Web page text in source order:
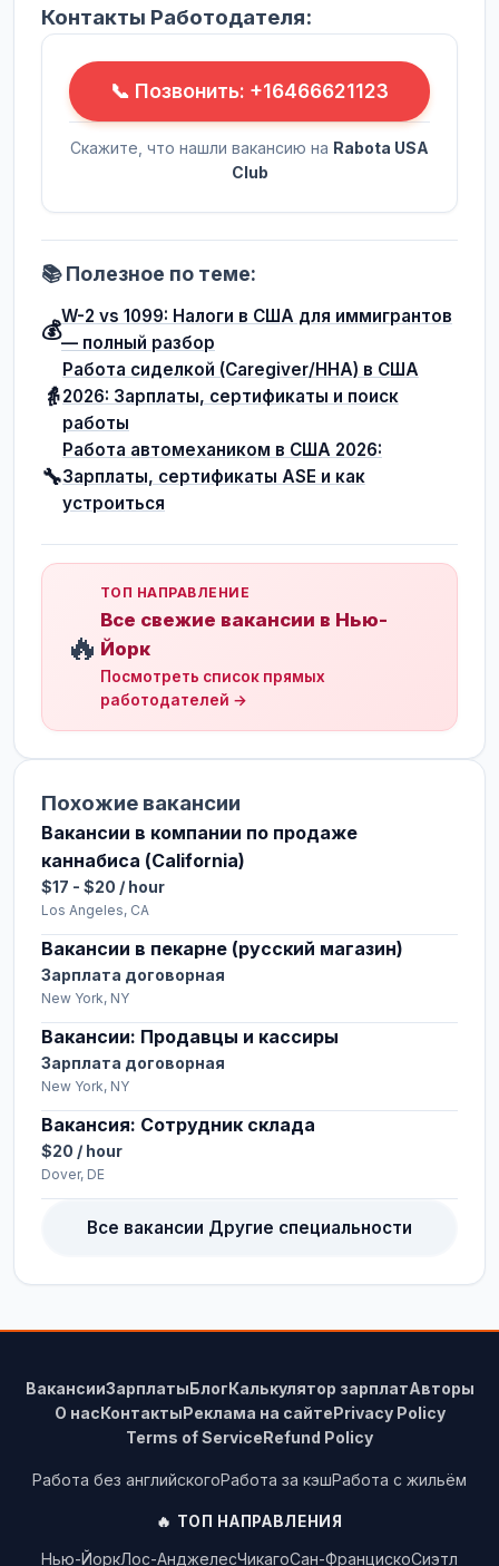
Контакты Работодателя:
📞 Позвонить: +16466621123
Скажите, что нашли вакансию на Rabota USA
Club
📚 Полезное по теме:
💰
W-2 vs 1099: Налоги в США для иммигрантов
— полный разбор
👵
Работа сиделкой (Caregiver/HHA) в США
2026: Зарплаты, сертификаты и поиск
работы
🔧
Работа автомехаником в США 2026:
Зарплаты, сертификаты ASE и как
устроиться
🔥
ТОП НАПРАВЛЕНИЕ
Все свежие вакансии в Нью-
Йорк
Посмотреть список прямых
работодателей →
Похожие вакансии
Вакансии в компании по продаже
каннабиса (California)
$17 - $20 / hour
Los Angeles, CA
Вакансии в пекарне (русский магазин)
Зарплата договорная
New York, NY
Вакансии: Продавцы и кассиры
Зарплата договорная
New York, NY
Вакансия: Сотрудник склада
$20 / hour
Dover, DE
Все вакансии Другие специальности
ВакансииЗарплатыБлогКалькулятор зарплатАвторы
О насКонтактыРеклама на сайтеPrivacy Policy
Terms of ServiceRefund Policy
Работа без английскогоРабота за кэшРабота с жильём
🔥 ТОП НАПРАВЛЕНИЯ
Нью-ЙоркЛос-АнджелесЧикагоСан-ФранцискоСиэтл